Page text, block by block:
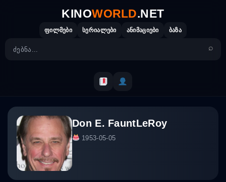
KINOWORLD.NET
ფილმები სერიალები ანიმაციები ბაზა
Don E. FauntLeRoy
1953-05-05